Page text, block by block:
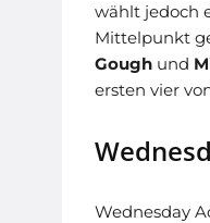
wählt jedoch
Mittelpunkt
Gough und
ersten vier
Wednesday